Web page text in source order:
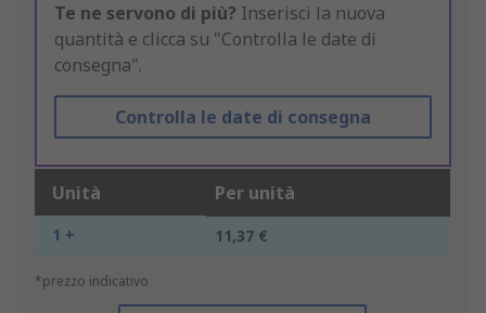
Te ne servono di più? Inserisci la nuova
quantità e clicca su "Controlla le date di
consegna".
Controlla le date di consegna
Unità Per unità
1 + 11,37 €
*prezzo indicativo